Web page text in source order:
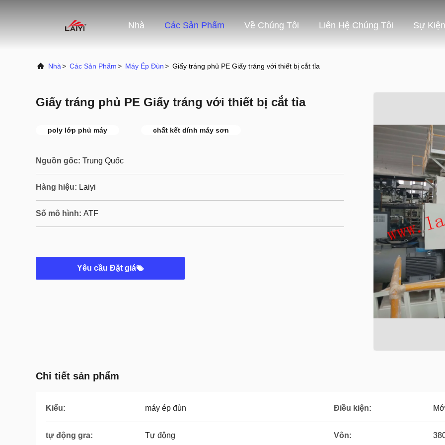
Nhà Các Sản Phẩm Về Chúng Tôi Liên Hệ Chúng Tôi Sự Kiện
Nhà> Các Sản Phẩm> Máy Ép Đùn> Giấy tráng phủ PE Giấy tráng với thiết bị cắt tỉa
Giấy tráng phủ PE Giấy tráng với thiết bị cắt tỉa
poly lớp phủ máy chất kết dính máy sơn
Nguồn gốc: Trung Quốc
Hàng hiệu: Laiyi
Số mô hình: ATF
Yêu cầu Đặt giá
Chi tiết sản phẩm
Kiểu: máy ép đùn Điều kiện:
tự động gra: Tự động Vôn: